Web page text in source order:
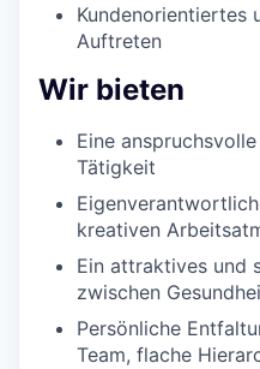
Kundenorientiertes
Auftreten
Wir bieten
Eine
Tätigkeit
kreativen
Ein attraktives und
zwischen
Persönliche
Team, flache